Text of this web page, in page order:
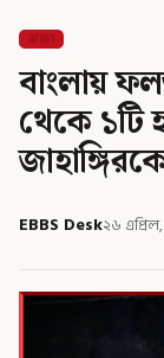
রাজ্য
বাংলায়
থেকে ১টি
EBBS Desk২৬